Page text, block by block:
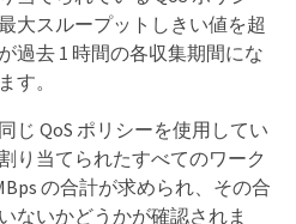
大スループットしきい値を超
過去 1 時間の各収集期間にな
す。
じ QoS ポリシーを使用してい
り当てられたすべてのワーク
の合計が求められ、その合
ないかどうかが確認されま